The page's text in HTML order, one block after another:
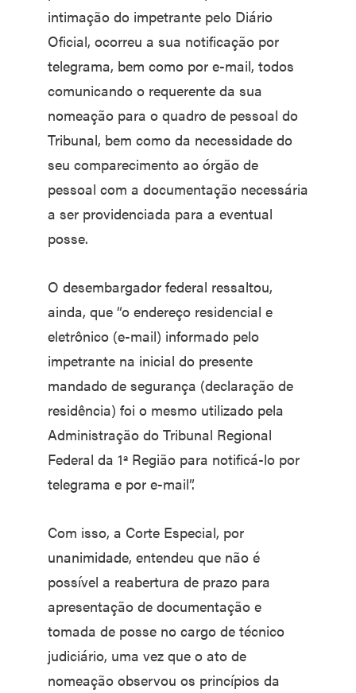
intimação do impetrante pelo Diário
Oficial, ocorreu a sua notificação por
telegrama, bem como por e-mail, todos
comunicando o requerente da sua
nomeação para o quadro de pessoal do
Tribunal, bem como da necessidade do
seu comparecimento ao órgão de
pessoal com a documentação necessária
a ser providenciada para a eventual
posse.
O desembargador federal ressaltou,
ainda, que “o endereço residencial e
eletrônico (e-mail) informado pelo
impetrante na inicial do presente
mandado de segurança (declaração de
residência) foi o mesmo utilizado pela
Administração do Tribunal Regional
Federal da 1ª Região para notificá-lo por
telegrama e por e-mail”.
Com isso, a Corte Especial, por
unanimidade, entendeu que não é
possível a reabertura de prazo para
apresentação de documentação e
tomada de posse no cargo de técnico
judiciário, uma vez que o ato de
nomeação observou os princípios da